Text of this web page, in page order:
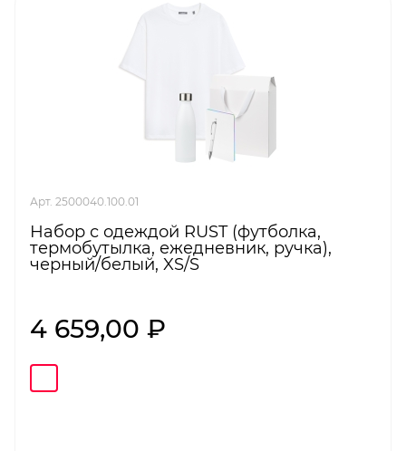
Арт. 2500040.100.01
Набор с одеждой RUST (футболка,
термобутылка, ежедневник, ручка),
черный/белый, XS/S
4 659,00 ₽